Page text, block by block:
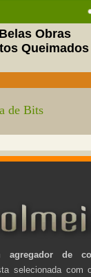
Obras
Queimados
de Bits
agregador de
selecionada com